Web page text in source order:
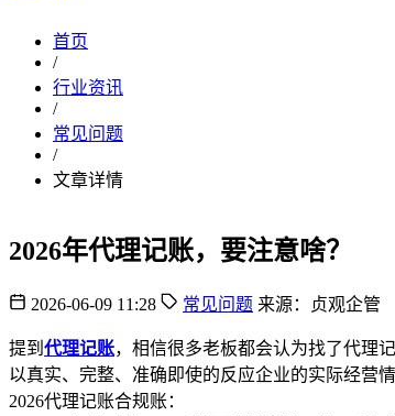
首页
/
行业资讯
/
常见问题
/
文章详情
2026年代理记账，要注意啥？
2026-06-09 11:28 常见问题 来源：贞观企管
提到 代理记账，相信很多老板都会认为找了代理
以真实、完整、准确即使的反应企业的实际经营
2026代理记账合规账：